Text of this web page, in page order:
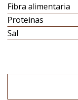
Fibra alimentaria
Proteinas
Sal